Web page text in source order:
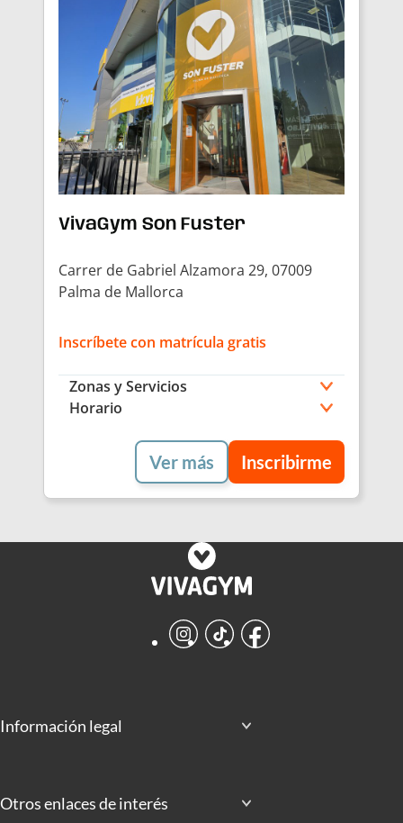
VivaGym Son Fuster
Carrer de Gabriel Alzamora 29, 07009
Palma de Mallorca
Inscríbete con matrícula gratis
Zonas y Servicios
Horario
Ver más Inscribirme
Instagram
TikTokFacebook
Información legal
Otros enlaces de interés